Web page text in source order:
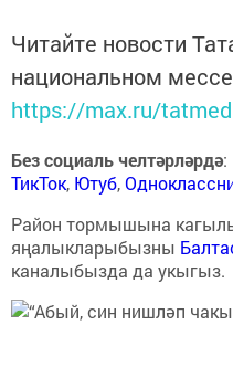
Читайте новости
национальном
https://max.ru/
Без социаль челтәрләрдә:
ТикТок, Ютуб,
Район тормышына
яңалыкларыбызны
каналыбызда да укыгыз.